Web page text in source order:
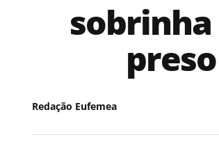
sobrinha
Redação Eufemea